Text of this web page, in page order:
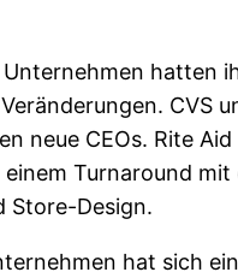
Unternehmen hatten
CVS
neue CEOs. Rite
Turnaround mit
Store-Design.
hat sich